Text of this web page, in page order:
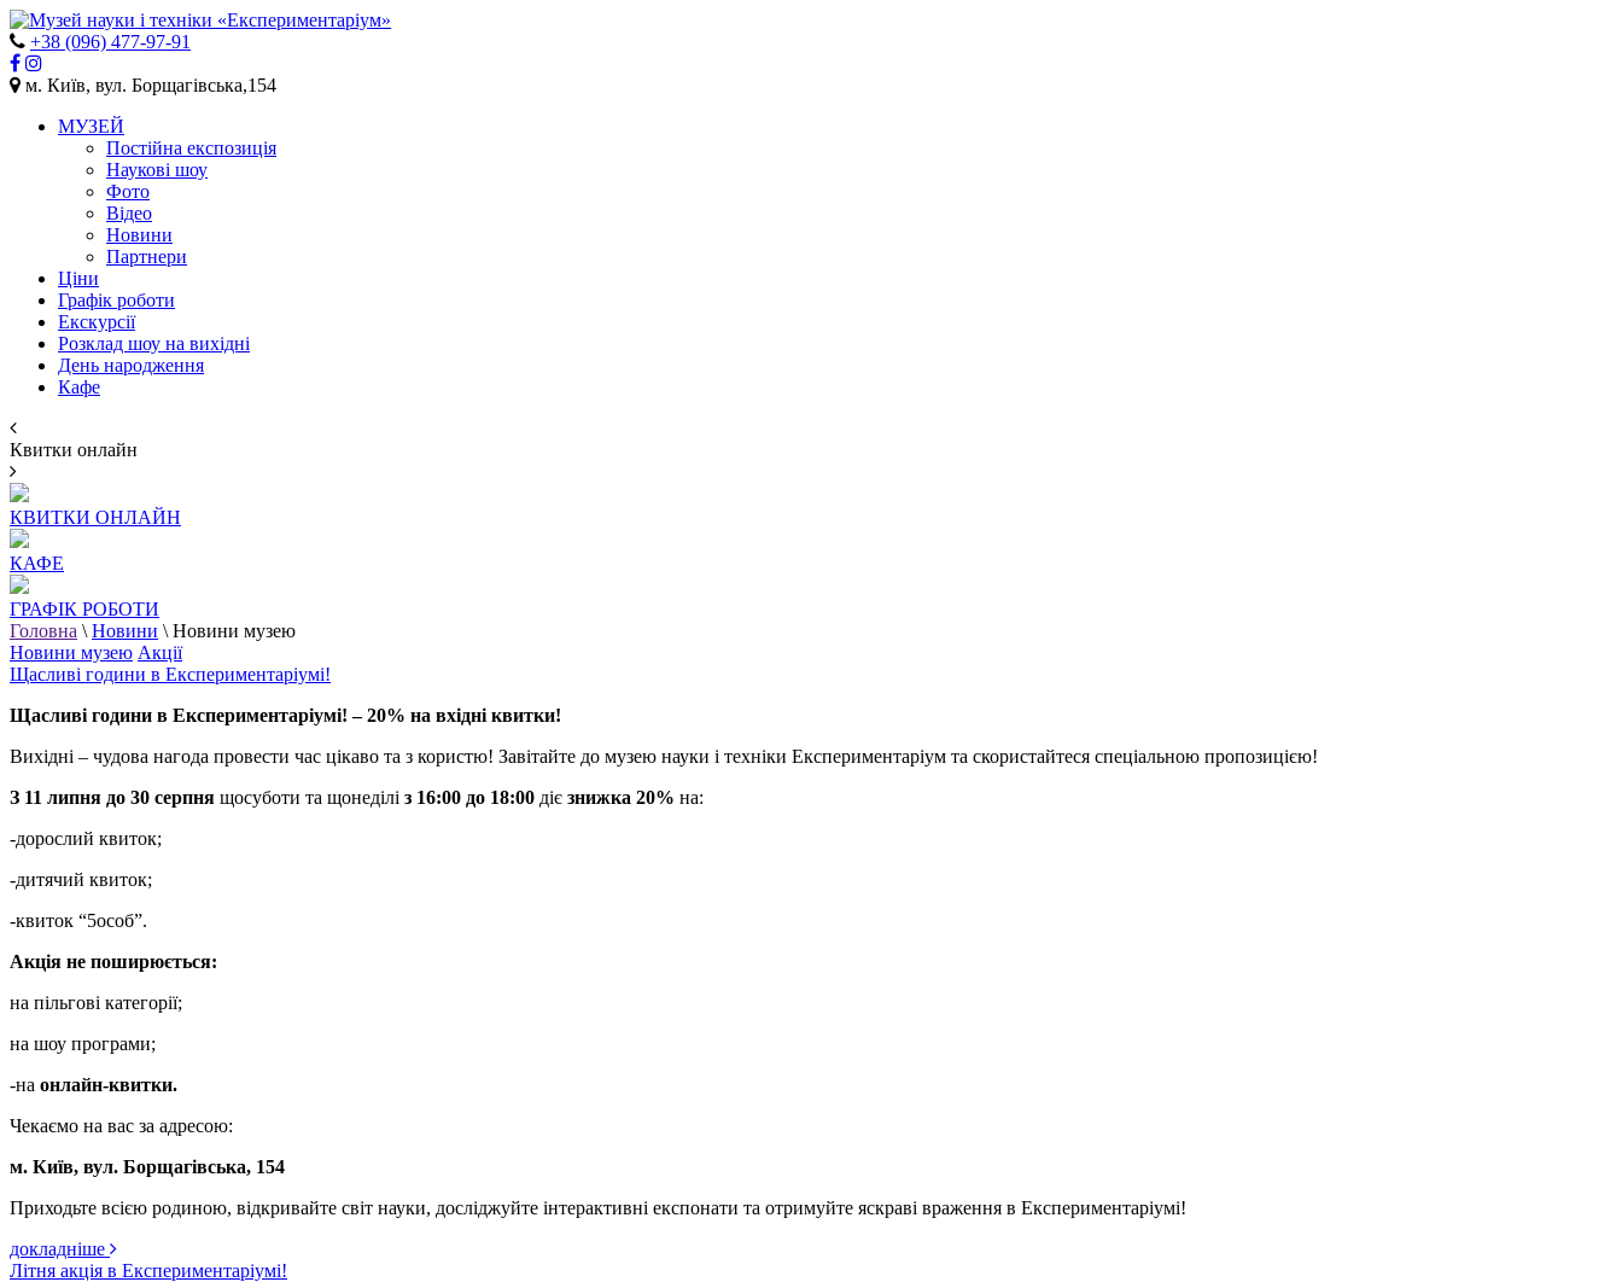
+38 (096) 477-97-91
м. Київ, вул. Борщагівська,154
МУЗЕЙ
Постійна експозиція
Наукові шоу
Фото
Відео
Новини
Партнери
Ціни
Графік роботи
Екскурсії
Розклад шоу на вихідні
День народження
Кафе
Квитки онлайн
КВИТКИ ОНЛАЙН
КАФЕ
ГРАФІК РОБОТИ
Головна \ Новини \ Новини музею
Новини музею Акції
Щасливі години в Експериментаріумі!
Щасливі години в Експериментаріумі! – 20% на вхідні квитки!
Вихідні – чудова нагода провести час цікаво та з користю! Завітайте до музею науки і техніки Експериментаріум та скористайтеся спеціальною пропозицією!
З 11 липня до 30 серпня щосуботи та щонеділі з 16:00 до 18:00 діє знижка 20% на:
-дорослий квиток;
-дитячий квиток;
-квиток “5особ”.
Акція не поширюється:
на пільгові категорії;
на шоу програми;
-на онлайн-квитки.
Чекаємо на вас за адресою:
м. Київ, вул. Борщагівська, 154
Приходьте всією родиною, відкривайте світ науки, досліджуйте інтерактивні експонати та отримуйте яскраві враження в Експериментаріумі!
докладніше
Літня акція в Експериментаріумі!